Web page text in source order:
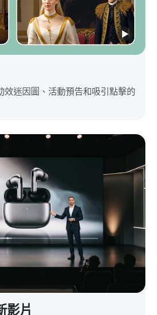
效迷因圖、活動預告和吸引點擊的
影片